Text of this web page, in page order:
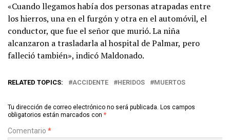
«Cuando llegamos había dos personas atrapadas entre
los hierros, una en el furgón y otra en el automóvil, el
conductor, que fue el señor que murió. La niña
alcanzaron a trasladarla al hospital de Palmar, pero
falleció también», indicó Maldonado.
RELATED TOPICS: ACCIDENTE HERIDOS MUERTOS
Tu dirección de correo electrónico no será publicada. Los campos
obligatorios están marcados con *
Comentario *